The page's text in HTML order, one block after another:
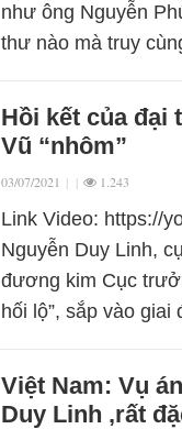
như ông Nguyễn
thư nào mà truy
Hồi kết của đại
Vũ “nhôm”
03/07/2021 | | 1.243
Link Video: https://
Nguyễn Duy Linh,
đương kim Cục
hối lộ”, sắp vào
Việt Nam: Vụ
Duy Linh ‚rất